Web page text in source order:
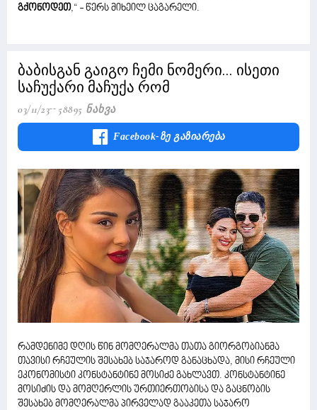
გქონოდეთ,“ - წერს მიხეილ ცაგარელი.
ბაბისგან გაიგო ჩემი ნომერი... ისეთი
საჩუქარი მაჩუქა რომ
03/11/23 58895 Ნახვა
Facebook-Ზე Გაზიარება
რამდენიმე დღის წინ მომღერალმა თათა გიორგობიანმა
თავისი რჩეულის შესახებ საჯაროდ განაცხადა, მისი რჩეული
ეკონომისტი კონსტანტინე მოსიძე გახლავთ. კონსტანტინე
მოსიძის და მომღერლის ურთიერთობისა და გაცნობის
შესახებ მომღერალმა პირველად გააკეთა საჯარო